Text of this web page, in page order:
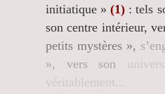
initiatique »(1) : tels
son centre intérieur,
petits mystères »,
», vers son
véritablement...